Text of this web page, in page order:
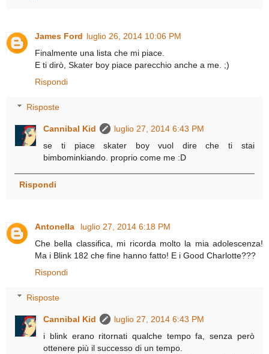
James Ford luglio 26, 2014 10:06 PM
Finalmente una lista che mi piace.
E ti dirò, Skater boy piace parecchio anche a me. ;)
Rispondi
Risposte
Cannibal Kid
luglio 27, 2014 6:43 PM
se ti piace skater boy vuol dire che ti stai
bimbominkiando. proprio come me :D
Rispondi
Antonella
luglio 27, 2014 6:18 PM
Che bella classifica, mi ricorda molto la mia adolescenza!
Ma i Blink 182 che fine hanno fatto! E i Good Charlotte???
Rispondi
Risposte
Cannibal Kid
luglio 27, 2014 6:43 PM
i blink erano ritornati qualche tempo fa, senza però
ottenere più il successo di un tempo.